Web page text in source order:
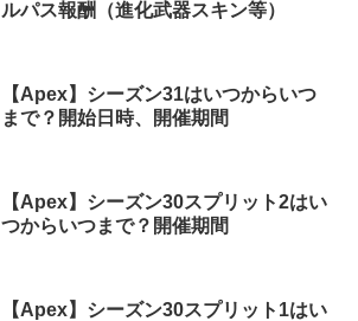
ルパス報酬（進化武器スキン等）
【Apex】シーズン31はいつからいつ
まで？開始日時、開催期間
【Apex】シーズン30スプリット2はい
つからいつまで？開催期間
【Apex】シーズン30スプリット1はい